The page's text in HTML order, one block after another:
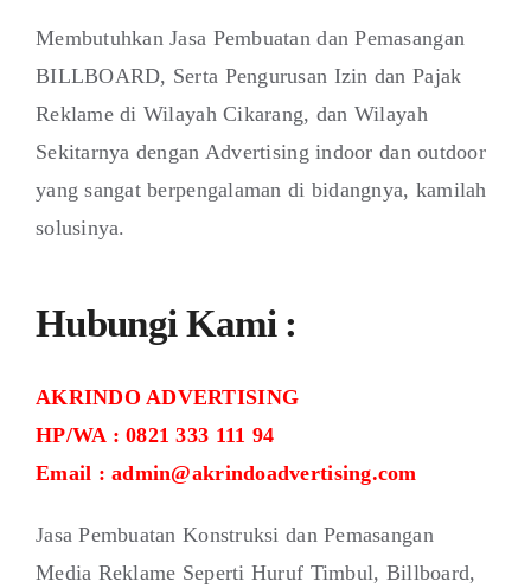
Membutuhkan Jasa Pembuatan dan Pemasangan
BILLBOARD, Serta Pengurusan Izin dan Pajak
Reklame di Wilayah Cikarang, dan Wilayah
Sekitarnya dengan Advertising indoor dan outdoor
yang sangat berpengalaman di bidangnya, kamilah
solusinya.
Hubungi Kami :
AKRINDO ADVERTISING
HP/WA : 0821 333 111 94
Email : admin@akrindoadvertising.com
Jasa Pembuatan Konstruksi dan Pemasangan
Media Reklame Seperti Huruf Timbul, Billboard,